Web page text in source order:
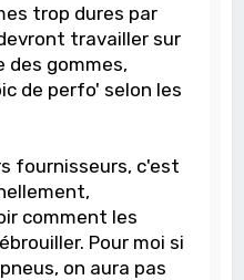
trop dures par
travailler sur
des gommes,
de perfo' selon les
fournisseurs, c'est
comment les
Pour moi si
on aura pas